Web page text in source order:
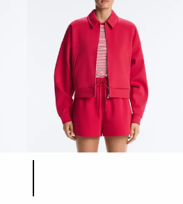
Lista de colores del producto